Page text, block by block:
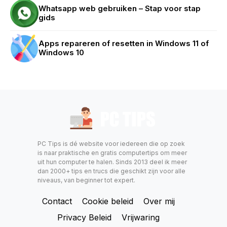
Whatsapp web gebruiken – Stap voor stap
gids
Apps repareren of resetten in Windows 11 of
Windows 10
PC Tips is dé website voor iedereen die op zoek
is naar praktische en gratis computertips om meer
uit hun computer te halen. Sinds 2013 deel ik meer
dan 2000+ tips en trucs die geschikt zijn voor alle
niveaus, van beginner tot expert.
Contact Cookie beleid
Over mij
Privacy Beleid
Vrijwaring